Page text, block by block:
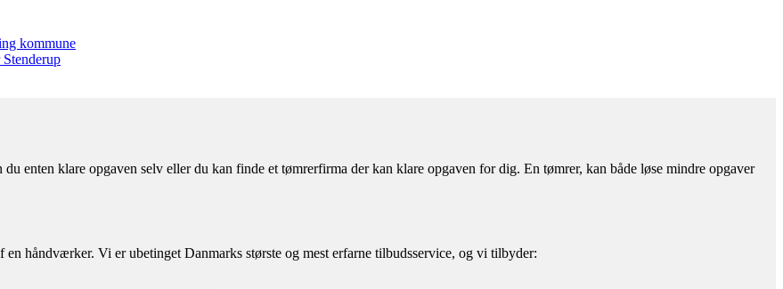
kommune
enten klare opgaven selv eller du kan finde et tømrerfirma der kan klare opgaven for dig. En tømrer, kan både løse mindre opgaver
håndværker. Vi er ubetinget Danmarks største og mest erfarne tilbudsservice, og vi tilbyder: